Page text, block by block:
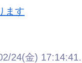
ます
24(金)